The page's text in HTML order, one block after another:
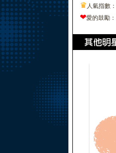
♛ 人氣指數：
❤愛的鼓勵：